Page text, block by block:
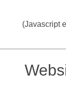
(Javascript